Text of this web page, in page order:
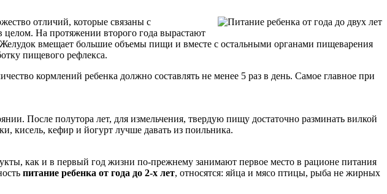
отличий, которые связаны с
целом. На протяжении второго года вырастают
вмещает большие объемы пищи и вместе с остальными органами пищеварения
пищевого рефлекса.
кормлений ребенка должно составлять не менее 5 раз в день. Самое главное при
После полутора лет, для измельчения, твердую пищу достаточно разминать вилкой
кисель, кефир и йогурт лучше давать из поильника.
как и в первый год жизни по-прежнему занимают первое место в рационе питания
питание ребенка от года до 2-х лет, относятся: яйца и мясо птицы, рыба не жирных